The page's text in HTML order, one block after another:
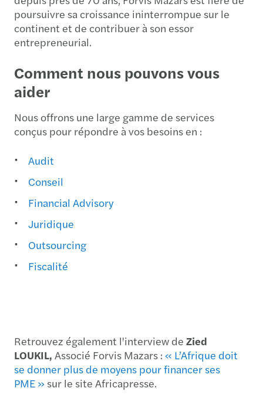
poursuivre sa croissance ininterrompue sur le
continent et de contribuer à son essor
entrepreneurial.
Comment nous pouvons vous
aider
Nous offrons une large gamme de services
conçus pour répondre à vos besoins en :
Audit
Conseil
Financial Advisory
Juridique
Outsourcing
Fiscalité
Retrouvez également l'interview de Zied
LOUKIL, Associé Forvis Mazars : « L’Afrique doit
se donner plus de moyens pour financer ses
PME » sur le site Africapresse.